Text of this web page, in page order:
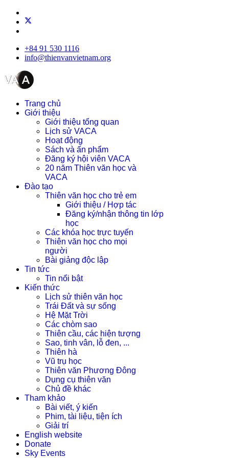
+84 91 530 1116
info@thienvanvietnam.org
Trang chủ
Giới thiệu
Giới thiệu tổng quan
Lịch sử VACA
Hoạt động
Sách và ấn phẩm
Đăng ký hội viên VACA
20 năm Thiên văn học và
VACA
Đào tạo
Thiên văn học cho trẻ em
Giới thiệu / Hợp tác
Đăng ký/nhận thông tin lớp
học
Các khóa học trực tuyến
Thiên văn học cho mọi
người
Bài giảng độc lập
Tin tức
Tin nổi bật
Kiến thức
Lịch sử thiên văn học
Trái Đất và sự sống
Hệ Mặt Trời
Các chòm sao
Thiên cầu, các hiện tượng
Sao, tinh vân, lỗ đen, ...
Thiên hà
Vũ trụ học
Thiên văn Phương Đông
Dụng cụ thiên văn
Chủ đề khác
Tham khảo
Bài viết, ý kiến
Phim, tài liệu, tiện ích
Giải trí
English website
Donate
Sky Events